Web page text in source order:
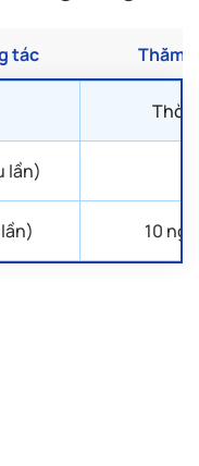
tác Thăm
Thời
lần)
10